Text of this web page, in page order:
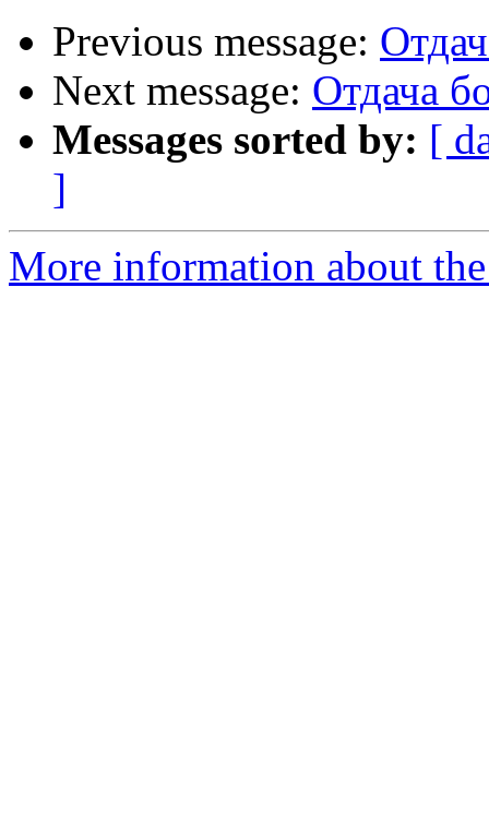
Previous message:
Next message: Отдача
Messages sorted by: [
]
More information about